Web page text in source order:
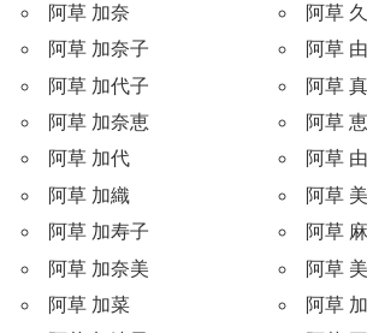
阿草 加奈
阿草 加奈子
阿草 加代子
阿草 加奈恵
阿草 加代
阿草 加織
阿草 加寿子
阿草 加奈美
阿草 加菜
阿草
阿草
阿草
阿草
阿草
阿草
阿草
阿草
阿草